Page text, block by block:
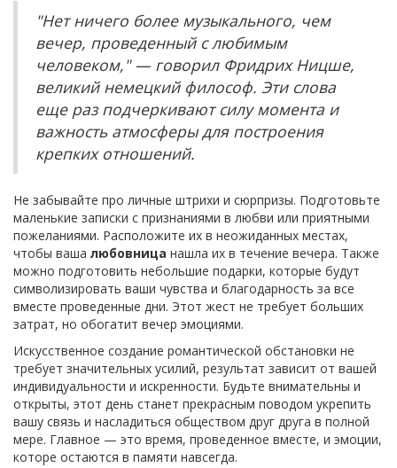
"Нет ничего более музыкального, чем
вечер, проведенный с любимым
человеком," — говорил Фридрих Ницше,
великий немецкий философ. Эти слова
еще раз подчеркивают силу момента и
важность атмосферы для построения
крепких отношений.
Не забывайте про личные штрихи и сюрпризы. Подготовьте
маленькие записки с признаниями в любви или приятными
пожеланиями. Расположите их в неожиданных местах,
чтобы ваша любовница нашла их в течение вечера. Также
можно подготовить небольшие подарки, которые будут
символизировать ваши чувства и благодарность за все
вместе проведенные дни. Этот жест не требует больших
затрат, но обогатит вечер эмоциями.
Искусственное создание романтической обстановки не
требует значительных усилий, результат зависит от вашей
индивидуальности и искренности. Будьте внимательны и
открыты, этот день станет прекрасным поводом укрепить
вашу связь и насладиться обществом друг друга в полной
мере. Главное — это время, проведенное вместе, и эмоции,
которе остаются в памяти навсегда.